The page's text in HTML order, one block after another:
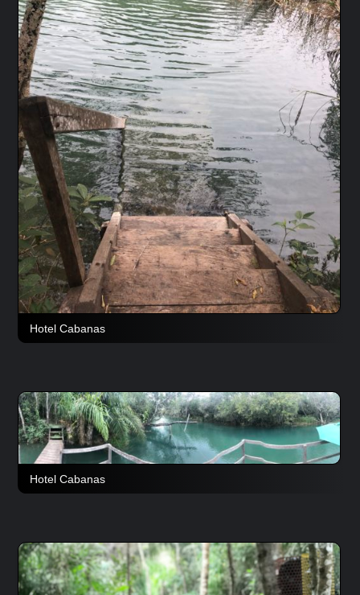
Hotel Cabanas
Hotel Cabanas